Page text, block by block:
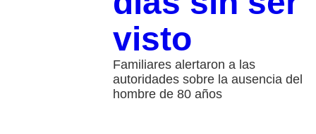
visto
Familiares alertaron a las
autoridades sobre la ausencia del
hombre de 80 años